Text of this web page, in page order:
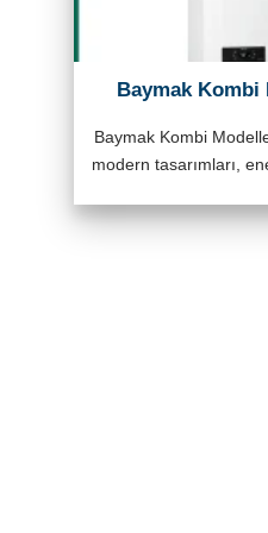
Baymak
Baymak Kombi
modern tasarımları,